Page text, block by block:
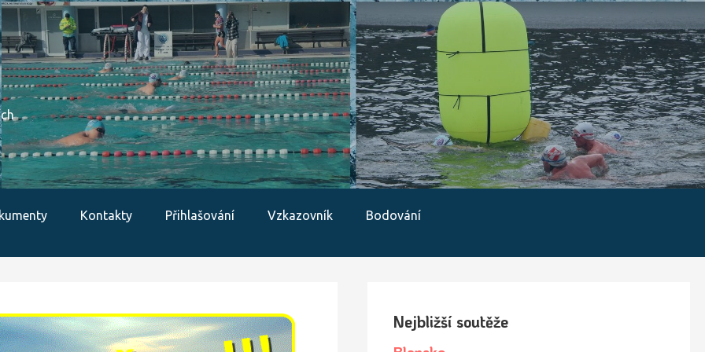
Kontakty Přihlašování Vzkazovník Bodování
Nejbližší soutěže